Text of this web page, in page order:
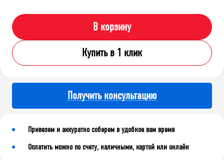
В корзину
Купить в 1 клик
Получить консультацию
Привезем и аккуратно соберем в удобное вам время
Оплатить можно по счету, наличными, картой или онлайн